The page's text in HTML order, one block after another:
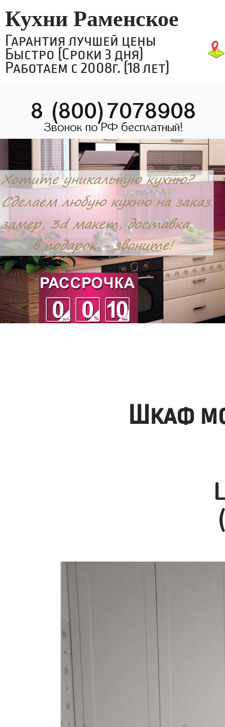
Кухни Раменское
Гарантия лучшей цены
Быстро (Сроки 3 дня)
Работаем с 2008г. (18 лет)
8 (800)7078908
Звонок по РФ бесплатный!
Шкаф